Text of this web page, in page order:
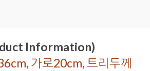
Information)
가로20cm, 트리두께